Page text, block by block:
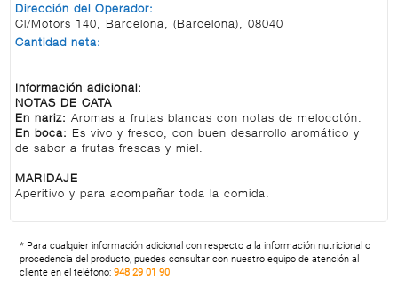
Dirección del Operador:
Cl/Motors 140, Barcelona, (Barcelona), 08040
Cantidad neta:
Información adicional:
NOTAS DE CATA
En nariz: Aromas a frutas blancas con notas de melocotón.
En boca: Es vivo y fresco, con buen desarrollo aromático y
de sabor a frutas frescas y miel.
MARIDAJE
Aperitivo y para acompañar toda la comida.
* Para cualquier información adicional con respecto a la información nutricional o
procedencia del producto, puedes consultar con nuestro equipo de atención al
cliente en el teléfono:948 29 01 90